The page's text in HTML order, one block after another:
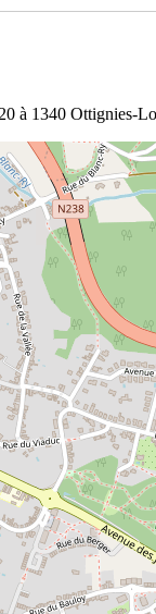
à 1340 Ottignies-